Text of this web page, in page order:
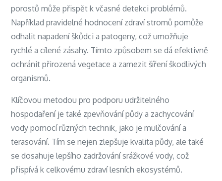
porostů může přispět k včasné detekci problémů.
Například pravidelné hodnocení zdraví stromů pomůže
odhalit napadení škůdci a patogeny, což umožňuje
rychlé a cílené zásahy. Tímto způsobem se dá efektivně
ochránit přirozená vegetace a zamezit šíření škodlivých
organismů.
Klíčovou metodou pro podporu udržitelného
hospodaření je také zpevňování půdy a zachycování
vody pomocí různých technik, jako je mulčování a
terasování. Tím se nejen zlepšuje kvalita půdy, ale také
se dosahuje lepšího zadržování srážkové vody, což
přispívá k celkovému zdraví lesních ekosystémů.